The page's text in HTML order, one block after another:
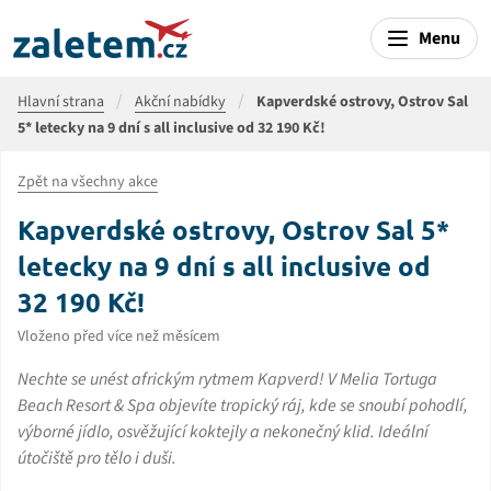
Menu
Hlavní strana Akční nabídky
Kapverdské ostrovy, Ostrov Sal
5* letecky na 9 dní s all inclusive od 32 190 Kč!
Zpět na všechny akce
Kapverdské ostrovy, Ostrov Sal 5*
letecky na 9 dní s all inclusive od
32 190 Kč!
Vloženo před více než měsícem
Nechte se unést africkým rytmem Kapverd! V Melia Tortuga
Beach Resort & Spa objevíte tropický ráj, kde se snoubí pohodlí,
výborné jídlo, osvěžující koktejly a nekonečný klid. Ideální
útočiště pro tělo i duši.